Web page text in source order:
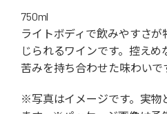
750ml
ライトボディで飲みやすさ
じられるワインです。控え
苦みを持ち合わせた味わいで
※写真はイメージです。実物